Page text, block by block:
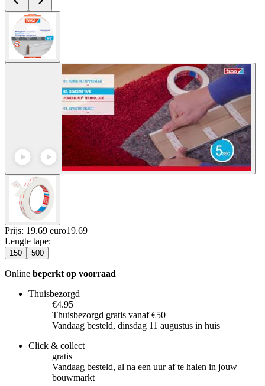
Prijs: 19.69 euro19.69
Lengte tape:
150 500
Online beperkt op voorraad
Thuisbezorgd
€4.95
Thuisbezorgd gratis vanaf €50
Vandaag besteld, dinsdag 11 augustus in huis
Click & collect
gratis
Vandaag besteld, al na een uur af te halen in jouw
bouwmarkt